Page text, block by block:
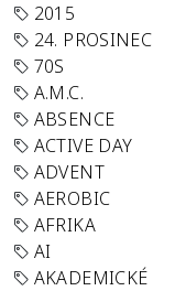
2015
24. PROSINEC
70S
A.M.C.
ABSENCE
ACTIVE DAY
ADVENT
AEROBIC
AFRIKA
AI
AKADEMICKÉ